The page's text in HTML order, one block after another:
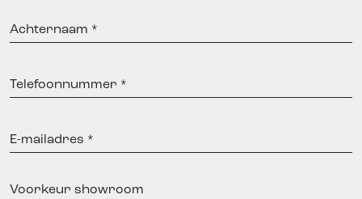
Achternaam
Telefoonnummer
E-
mailadres
Voorkeur showroom